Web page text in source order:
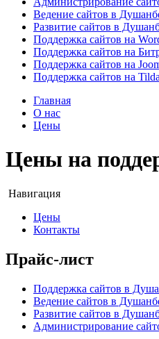
Ведение сайтов в
Развитие сайтов в
Поддержка сайтов на
Поддержка сайтов на
Поддержка сайтов на
Поддержка сайтов на
Главная
О нас
Цены
Цены на
Навигация
Цены
Контакты
Прайс-лист
Поддержка сайтов в
Ведение сайтов в
Развитие сайтов в
Администрирование